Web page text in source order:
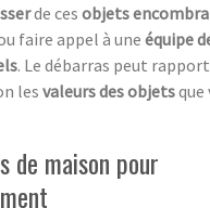
de ces objets
faire appel à une équipe
. Le débarras peut
les valeurs des objetsque
de maison pour